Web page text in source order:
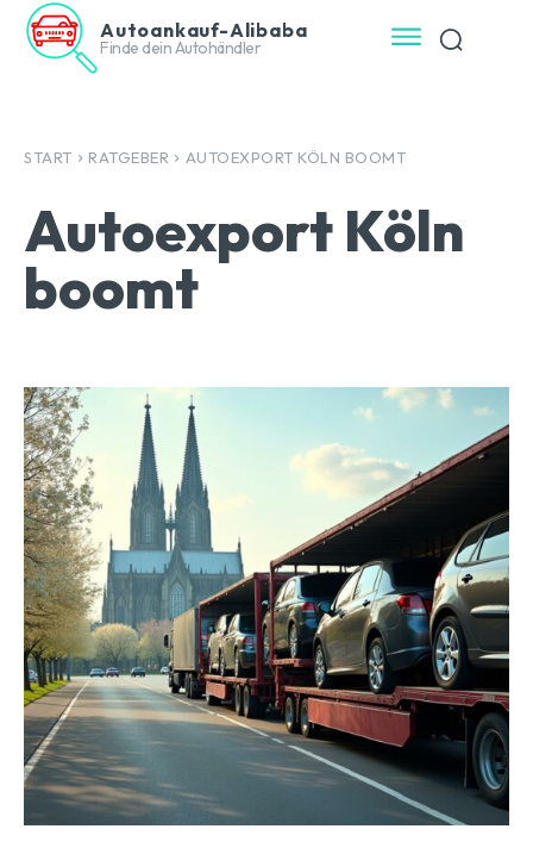
Autoankauf-Alibaba
Finde dein Autohändler
START RATGEBER AUTOEXPORT KÖLN BOOMT
Autoexport Köln
boomt